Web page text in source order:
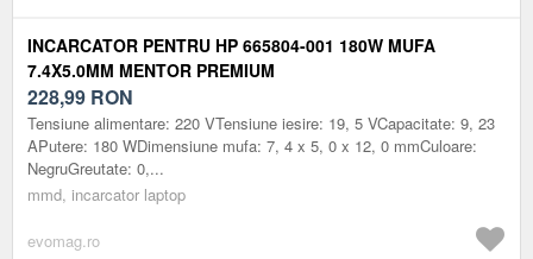
INCARCATOR PENTRU HP 665804-001 180W MUFA
7.4X5.0MM MENTOR PREMIUM
228,99 RON
Tensiune alimentare: 220 VTensiune iesire: 19, 5 VCapacitate: 9, 23
APutere: 180 WDimensiune mufa: 7, 4 x 5, 0 x 12, 0 mmCuloare:
NegruGreutate: 0,...
mmd, incarcator laptop
evomag.ro